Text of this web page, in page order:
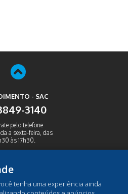
- SAC
3140
pelo telefone
a sexta-feira, das
às 17h30.
tenha uma experiência ainda